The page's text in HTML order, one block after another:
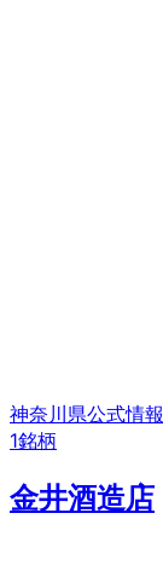
神奈川県公式情報
1銘柄
金井酒造店